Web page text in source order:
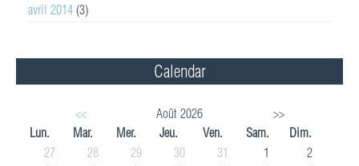
avril 2014 (3)
Calendar
<< Août 2026
>>
Lun.
Mar. Mer. Jeu. Ven. Sam.
Dim.
27
28 29 30 31 1
2